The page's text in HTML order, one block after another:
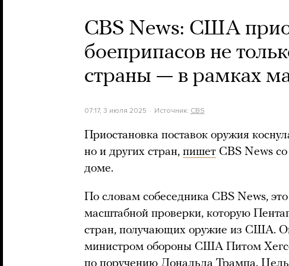
CBS News: США
боеприпасов не
страны — в рамках
07:17, 3 июля 2025 Источник: CBS
Приостановка поставок оружия
но и других стран, пишет CBS News
доме.
По словам собеседника CBS News,
масштабной проверки, которую
стран, получающих оружие из США.
министром обороны США Питом
по поручению Дональда Трампа. Цель